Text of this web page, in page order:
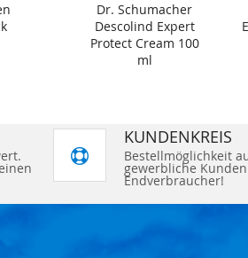
Dr. Schumacher
Descolind Expert
Protect Cream 100
ml
KUNDENKREIS
Bestellmöglichkeit
gewerbliche
Endverbraucher!